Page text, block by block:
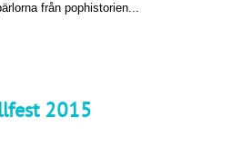
från pophistorien...
2015